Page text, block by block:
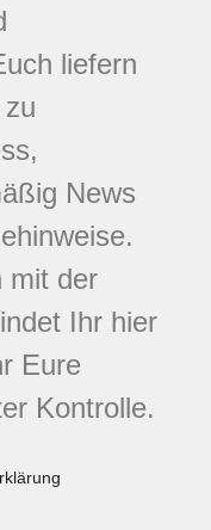
liefern
News
mit der
Ihr hier
Eure
Kontrolle.